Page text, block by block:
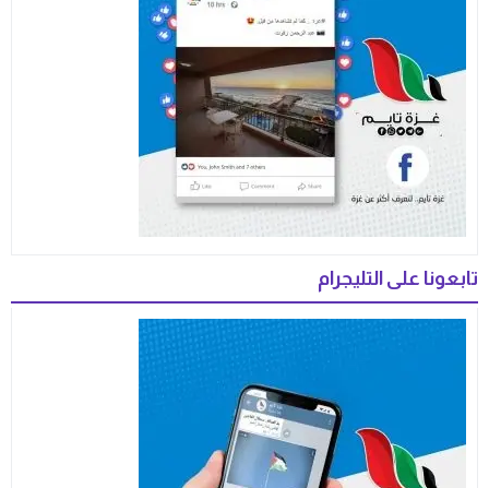
تابعونا على التليجرام